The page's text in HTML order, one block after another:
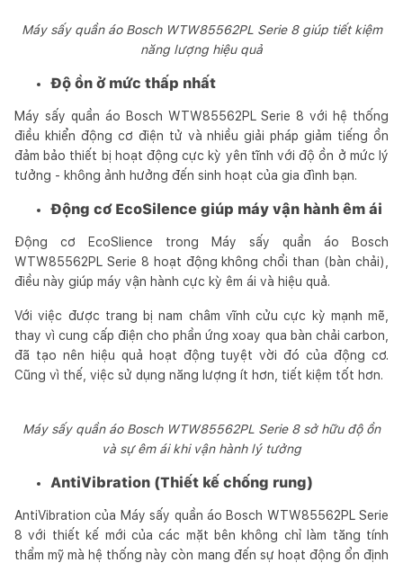
Máy sấy quần áo Bosch WTW85562PL Serie 8 giúp tiết kiệm
năng lượng hiệu quả
Độ ồn ở mức thấp nhất
Máy sấy quần áo Bosch WTW85562PL Serie 8 với hệ thống
điều khiển động cơ điện tử và nhiều giải pháp giảm tiếng ồn
đảm bảo thiết bị hoạt động cực kỳ yên tĩnh với độ ồn ở mức lý
tưởng - không ảnh hưởng đến sinh hoạt của gia đình bạn.
Động cơ EcoSilence giúp máy vận hành êm ái
Động cơ EcoSlience trong Máy sấy quần áo Bosch
WTW85562PL Serie 8 hoạt động không chổi than (bàn chải),
điều này giúp máy vận hành cực kỳ êm ái và hiệu quả.
Với việc được trang bị nam châm vĩnh cửu cực kỳ mạnh mẽ,
thay vì cung cấp điện cho phần ứng xoay qua bàn chải carbon,
đã tạo nên hiệu quả hoạt động tuyệt vời đó của động cơ.
Cũng vì thế, việc sử dụng năng lượng ít hơn, tiết kiệm tốt hơn.
Máy sấy quần áo Bosch WTW85562PL Serie 8 sở hữu độ ồn
và sự êm ái khi vận hành lý tưởng
AntiVibration (Thiết kế chống rung)
AntiVibration của Máy sấy quần áo Bosch WTW85562PL Serie
8 với thiết kế mới của các mặt bên không chỉ làm tăng tính
thẩm mỹ mà hệ thống này còn mang đến sự hoạt động ổn định